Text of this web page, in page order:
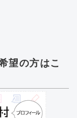
望の方はこ